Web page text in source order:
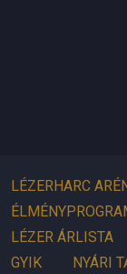
LÉZERHARC
LÉZER ÁRLISTA
GYIK
NYÁRI